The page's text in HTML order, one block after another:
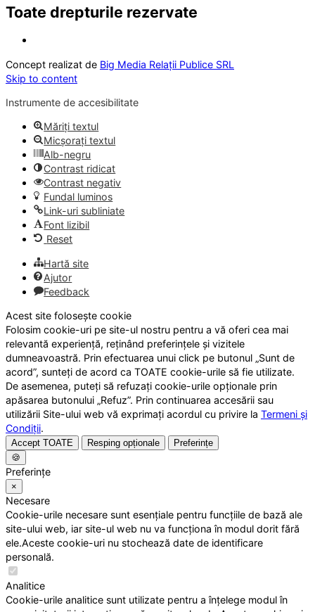
Toate drepturile rezervate
Concept realizat de Big Media Relații Publice SRL
Skip to content
Instrumente de accesibilitate
Măriți textul
Micșorați textul
Alb-negru
Contrast ridicat
Contrast negativ
Fundal luminos
Link-uri subliniate
Font lizibil
Reset
Hartă site
Ajutor
Feedback
Acest site folosește cookie
Folosim cookie-uri pe site-ul nostru pentru a vă oferi cea mai
relevantă experiență, reținând preferințele și vizitele
dumneavoastră. Prin efectuarea unui click pe butonul „Sunt de
acord”, sunteți de acord ca TOATE cookie-urile să fie utilizate.
De asemenea, puteți să refuzați cookie-urile opționale prin
apăsarea butonului „Refuz”. Prin continuarea accesării sau
utilizării Site-ului web vă exprimați acordul cu privire la Termeni și
Condiții.
Accept TOATE Resping opționale
Preferințe
🍪
Preferințe
×
Necesare
Cookie-urile necesare sunt esențiale pentru funcțiile de bază ale
site-ului web, iar site-ul web nu va funcționa în modul dorit fără
ele.Aceste cookie-uri nu stochează date de identificare
personală.
Analitice
Cookie-urile analitice sunt utilizate pentru a înțelege modul în